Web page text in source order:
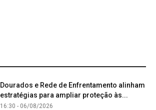
Dourados e Rede de Enfrentamento alinham
estratégias para ampliar proteção às...
16:30 - 06/08/2026